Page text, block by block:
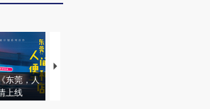
东莞，人
上线
【推广】走进第四届链博